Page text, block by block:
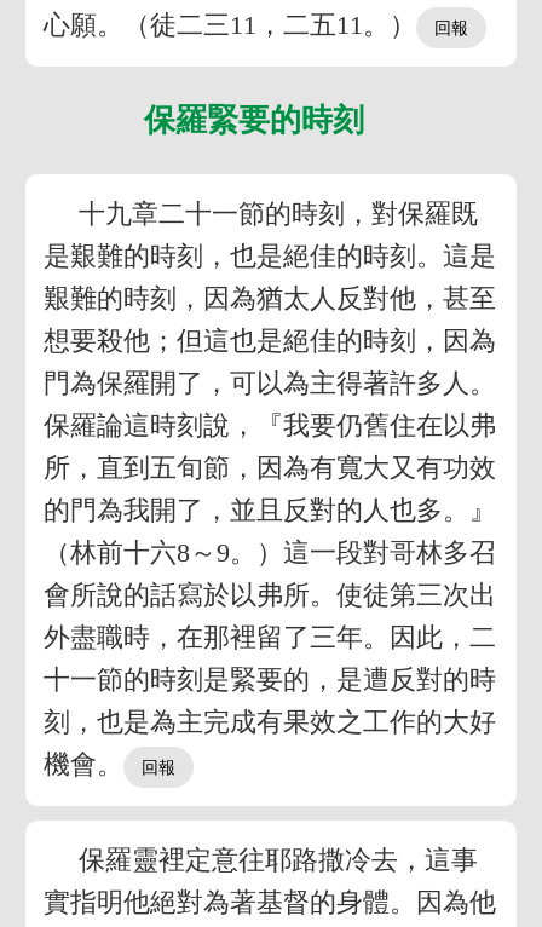
心願。（徒二三11，二五11。）
保羅緊要的時刻
十九章二十一節的時刻，對保羅既
是艱難的時刻，也是絕佳的時刻。這是
艱難的時刻，因為猶太人反對他，甚至
想要殺他；但這也是絕佳的時刻，因為
門為保羅開了，可以為主得著許多人。
保羅論這時刻說，『我要仍舊住在以弗
所，直到五旬節，因為有寬大又有功效
的門為我開了，並且反對的人也多。』
（林前十六8～9。）這一段對哥林多召
會所說的話寫於以弗所。使徒第三次出
外盡職時，在那裡留了三年。因此，二
十一節的時刻是緊要的，是遭反對的時
刻，也是為主完成有果效之工作的大好
機會。
保羅靈裡定意往耶路撒冷去，這事
實指明他絕對為著基督的身體。因為他